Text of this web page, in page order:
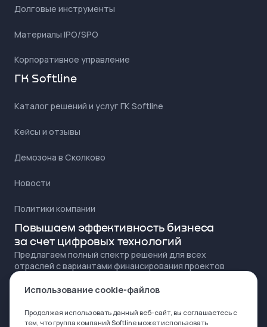
Использование cookie-файлов
Продолжая использовать данный веб-сайт, вы соглашаетесь с
тем, что группа компаний Softline можетиспользовать
Долговые инструменты
Материалы IPO/SPO
Корпоративное управление
ГК Softline
Каталог решений и услуг ГК Softline
Кейсы и отзывы
Демозона в Сколково
Новости
Политики компании
Повышаем эффективность бизнеса
за счет цифровых технологий
Предлагаем полный спектр решений для всех
отраслей с вариантами финансирования проектов
для любого бюджета